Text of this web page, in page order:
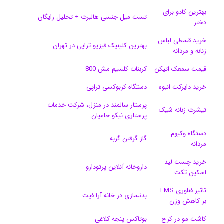
ا
م
بهترین کادو برای
دختر
تست میل جنسی هالبرت + تحلیل رایگان
خرید قسطی لباس
زنانه و مردانه
بهترین کلینیک فیزیو تراپی در تهران
قیمت سمعک اتیکن
کربنات کلسیم مش 800
خرید دایرکت انبوه
دستگاه کربوکسی تراپی
تیشرت زنانه شیک
پرستار سالمند در منزل، شرکت خدمات
پرستاری نیکو حامیان
دستگاه وکیوم
مردانه
گاز گرفتن گربه
خرید چست لید
اسکین تکت
داروخانه آنلاین پرتودارو
تاثیر فناوری EMS
بر کاهش وزن
بدنسازی در خانه آرا فیت
کاشت مو در کرج بوتاکس پنجه کلاغی